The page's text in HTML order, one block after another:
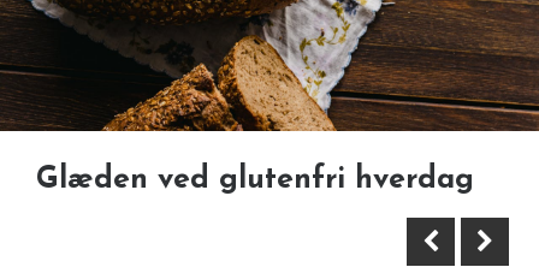
Renovering af foderbord: derfor
ryttere et bredt og professionelt
Glæden ved glutenfri hverdag